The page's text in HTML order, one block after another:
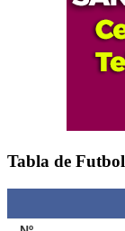
Tabla de Futbol